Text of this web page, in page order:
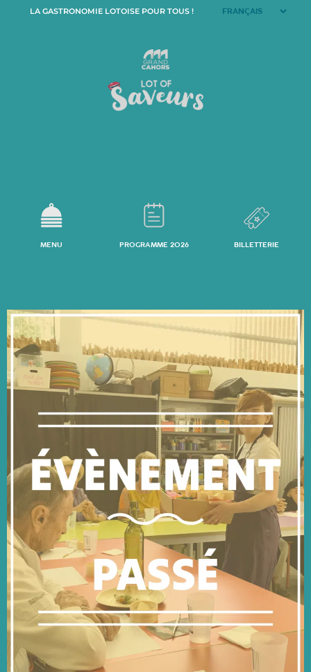
LA GASTRONOMIE LOTOISE POUR TOUS !
MENU PROGRAMME 2026 BILLETTERIE